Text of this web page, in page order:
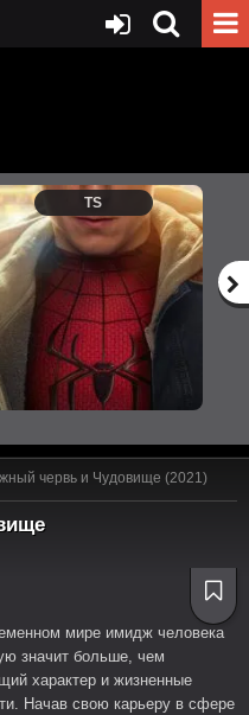
TS
червь и Чудовище (2021)
мире имидж человека
значит больше, чем
характер и жизненные
Начав свою карьеру в сфере